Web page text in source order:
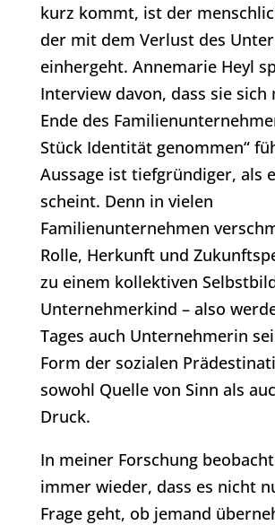
kurz kommt, ist der
der mit dem Verlust des
einhergeht. Annemarie Heyl
Interview davon, dass sie sich
Ende des
Stück Identität genommen“
Aussage ist tiefgründiger, als
scheint. Denn in vielen
Familienunternehmen
Rolle, Herkunft und
zu einem kollektiven
Unternehmerkind – also
Tages auch Unternehmerin
Form der sozialen
sowohl Quelle von Sinn als
Druck.
In meiner Forschung
immer wieder, dass es nicht
Frage geht, ob jemand